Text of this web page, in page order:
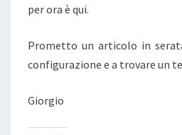
per ora è qui.
Prometto un articolo in
configurazione e a trovare un
Giorgio